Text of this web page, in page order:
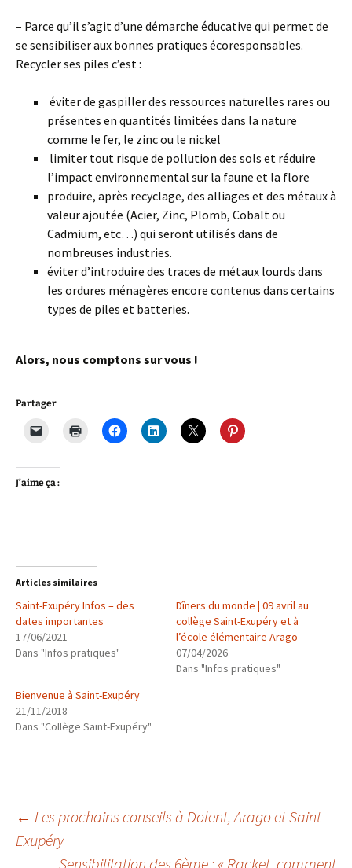
– Parce qu’il s’agit d’une démarche éducative qui permet de
se sensibiliser aux bonnes pratiques écoresponsables.
Recycler ses piles c’est :
éviter de gaspiller des ressources naturelles rares ou
présentes en quantités limitées dans la nature
comme le fer, le zinc ou le nickel
limiter tout risque de pollution des sols et réduire
l’impact environnemental sur la faune et la flore
produire, après recyclage, des alliages et des métaux à
valeur ajoutée (Acier, Zinc, Plomb, Cobalt ou
Cadmium, etc…) qui seront utilisés dans de
nombreuses industries.
éviter d’introduire des traces de métaux lourds dans
les ordures ménagères encore contenus dans certains
types de piles et batteries.
Alors, nous comptons sur vous !
Partager
J’aime ça :
Articles similaires
Saint-Exupéry Infos – des
dates importantes
17/06/2021
Dans "Infos pratiques"
Dîners du monde | 09 avril au
collège Saint-Exupéry et à
l’école élémentaire Arago
07/04/2026
Dans "Infos pratiques"
Bienvenue à Saint-Exupéry
21/11/2018
Dans "Collège Saint-Exupéry"
Navigation
← Les prochains conseils à Dolent, Arago et Saint
Exupéry
Sensibililation des 6ème : « Racket, comment